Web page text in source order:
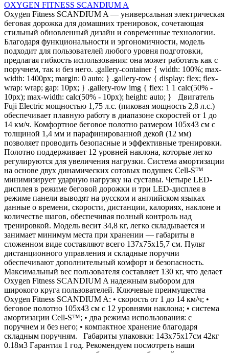
OXYGEN FITNESS SCANDIUM A
Oxygen Fitness SCANDIUM A — универсальная электрическая
беговая дорожка для домашних тренировок, сочетающая
стильный обновленный дизайн и современные технологии.
Благодаря функциональности и эргономичности, модель
подходит для пользователей любого уровня подготовки,
предлагая гибкость использования: она может работать как с
поручнем, так и без него. .gallery-container { width: 100%; max-
width: 1400px; margin: 0 auto; } .gallery-row { display: flex; flex-
wrap: wrap; gap: 10px; } .gallery-row img { flex: 1 1 calc(50% -
10px); max-width: calc(50% - 10px); height: auto; } Двигатель
Fuji Electric мощностью 1,75 л.с. (пиковая мощность 2,8 л.с.)
обеспечивает плавную работу в диапазоне скоростей от 1 до
14 км/ч. Комфортное беговое полотно размером 105х43 см с
толщиной 1,4 мм и парафинированной декой (12 мм)
позволяет проводить безопасные и эффективные тренировки.
Полотно поддерживает 12 уровней наклона, которые легко
регулируются для увеличения нагрузки. Система амортизации
на основе двух динамических сотовых подушек Cell-S™
минимизирует ударную нагрузку на суставы. Четыре LED-
дисплея в режиме беговой дорожки и три LED-дисплея в
режиме панели выводят на русском и английском языках
данные о времени, скорости, дистанции, калориях, наклоне и
количестве шагов, обеспечивая полный контроль над
тренировкой. Модель весит 34,8 кг, легко складывается и
занимает минимум места при хранении — габариты в
сложенном виде составляют всего 137х75х15,7 см. Пульт
дистанционного управления и складные поручни
обеспечивают дополнительный комфорт и безопасность.
Максимальный вес пользователя составляет 130 кг, что делает
Oxygen Fitness SCANDIUM A надежным выбором для
широкого круга пользователей. Ключевые преимущества
Oxygen Fitness SCANDIUM A: • скорость от 1 до 14 км/ч; •
беговое полотно 105х43 см с 12 уровнями наклона; • система
амортизации Cell-S™; • два режима использования: с
поручнем и без него; • компактное хранение благодаря
складным поручням. Габариты упаковки: 143х75х17см 42кг
0.18м3 Гарантия 1 год. Рекомендуем посмотреть наши